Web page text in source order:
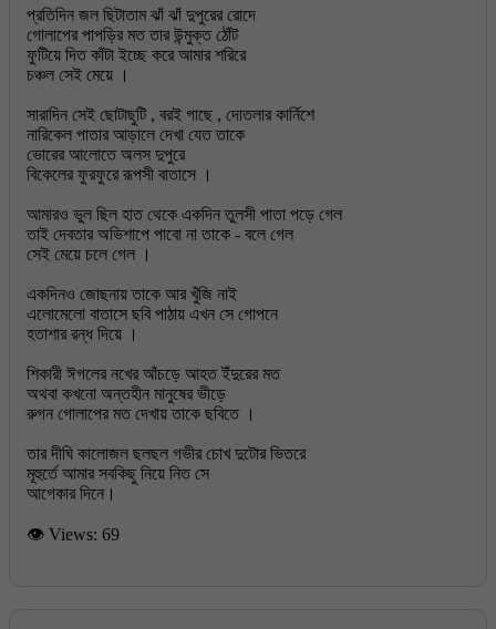
প্রতিদিন জল ছিটাতাম ঝাঁ ঝাঁ দুপুরের রোদে
গোলাপের পাপড়ির মত তার উন্মুক্ত ঠোঁট
ফুটিয়ে দিত কাঁটা ইচ্ছে করে আমার শরিরে
চঞ্চল সেই মেয়ে ।
সারাদিন সেই ছোটাছুটি , বরই গাছে , দোতলার কার্নিশে
নারিকেল পাতার আড়ালে দেখা যেত তাকে
ভোরের আলোতে অলস দুপুরে
বিকেলের ফুরফুরে রূপসী বাতাসে ।
আমারও ভুল ছিল হাত থেকে একদিন তুলসী পাতা পড়ে গেল
তাই দেবতার অভিশাপে পাবো না তাকে - বলে গেল
সেই মেয়ে চলে গেল ।
একদিনও জোছনায় তাকে আর খুঁজি নাই
এলোমেলো বাতাসে ছবি পাঠায় এখন সে গোপনে
হতাশার রন্ধ দিয়ে ।
শিকারী ঈগলের নখের আঁচড়ে আহত ইঁদুরের মত
অথবা কখনো অন্তহীন মানুষের ভীড়ে
রুগন গোলাপের মত দেখায় তাকে ছবিতে ।
তার দীঘি কালোজল ছলছল গভীর চোখ দুটোর ভিতরে
মূহুর্তে আমার সবকিছু নিয়ে নিত সে
👁 Views: 69